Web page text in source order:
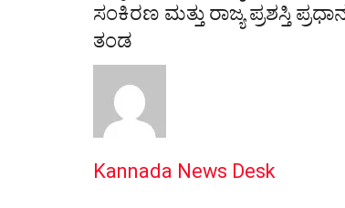
ಸಂಕಿರಣ ಮತ್ತು ರಾಜ್ಯ ಪ್ರಶಸ್ತಿ
ತಂಡ
Kannada News Desk